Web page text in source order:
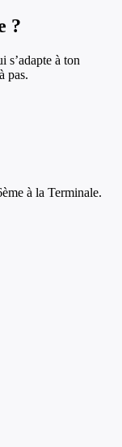
?
s’adapte à ton
pas.
à la Terminale.